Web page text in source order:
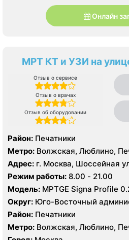
Онлайн
МРТ КТ и УЗИ на
Отзыв о сервисе
Отзыв о врачах
Отзыв об оборудовании
Район: Печатники
Метро: Волжская, Люблино,
Адрес: г. Москва, Шоссейная
Режим работы: 8.00 - 21.00
Модель: МРТGE Signa Profile
CT 64 среза, УЗИ GE LOGIQ 5
Округ: Юго-Восточный
Район: Печатники
Метро: Волжская, Люблино,